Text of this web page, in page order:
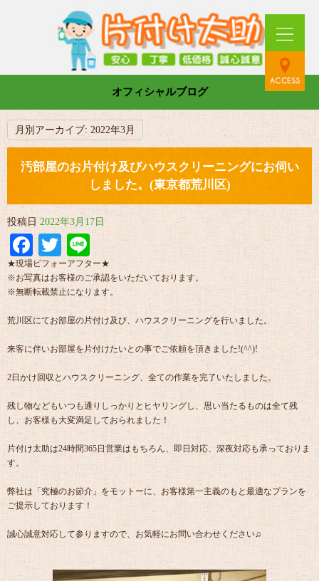
オフィシャルブログ
月別アーカイブ: 2022年3月
汚部屋のお片付け及びハウスクリーニングにお伺い
しました。(東京都荒川区)
投稿日 2022年3月17日
Facebook
Twitter
Line
★現場ビフォーアフター★
※お写真はお客様のご承認をいただいております。
※無断転載禁止になります。
荒川区にてお部屋の片付け及び、ハウスクリーニングを行いました。
来客に伴いお部屋を片付けたいとの事でご依頼を頂きました!(^^)!
2日かけ回収とハウスクリーニング、全ての作業を完了いたしました。
残し物などもいつも通りしっかりとヒヤリングし、思い当たるものは全て残
し、お客様も大変満足しておられました！
片付け太助は24時間365日営業はもちろん、即日対応、深夜対応も承っておりま
す。
弊社は「究極のお節介」をモットーに、お客様第一主義のもと最適なプランを
ご提示しております！
誠心誠意対応して参りますので、お気軽にお問い合わせください♫